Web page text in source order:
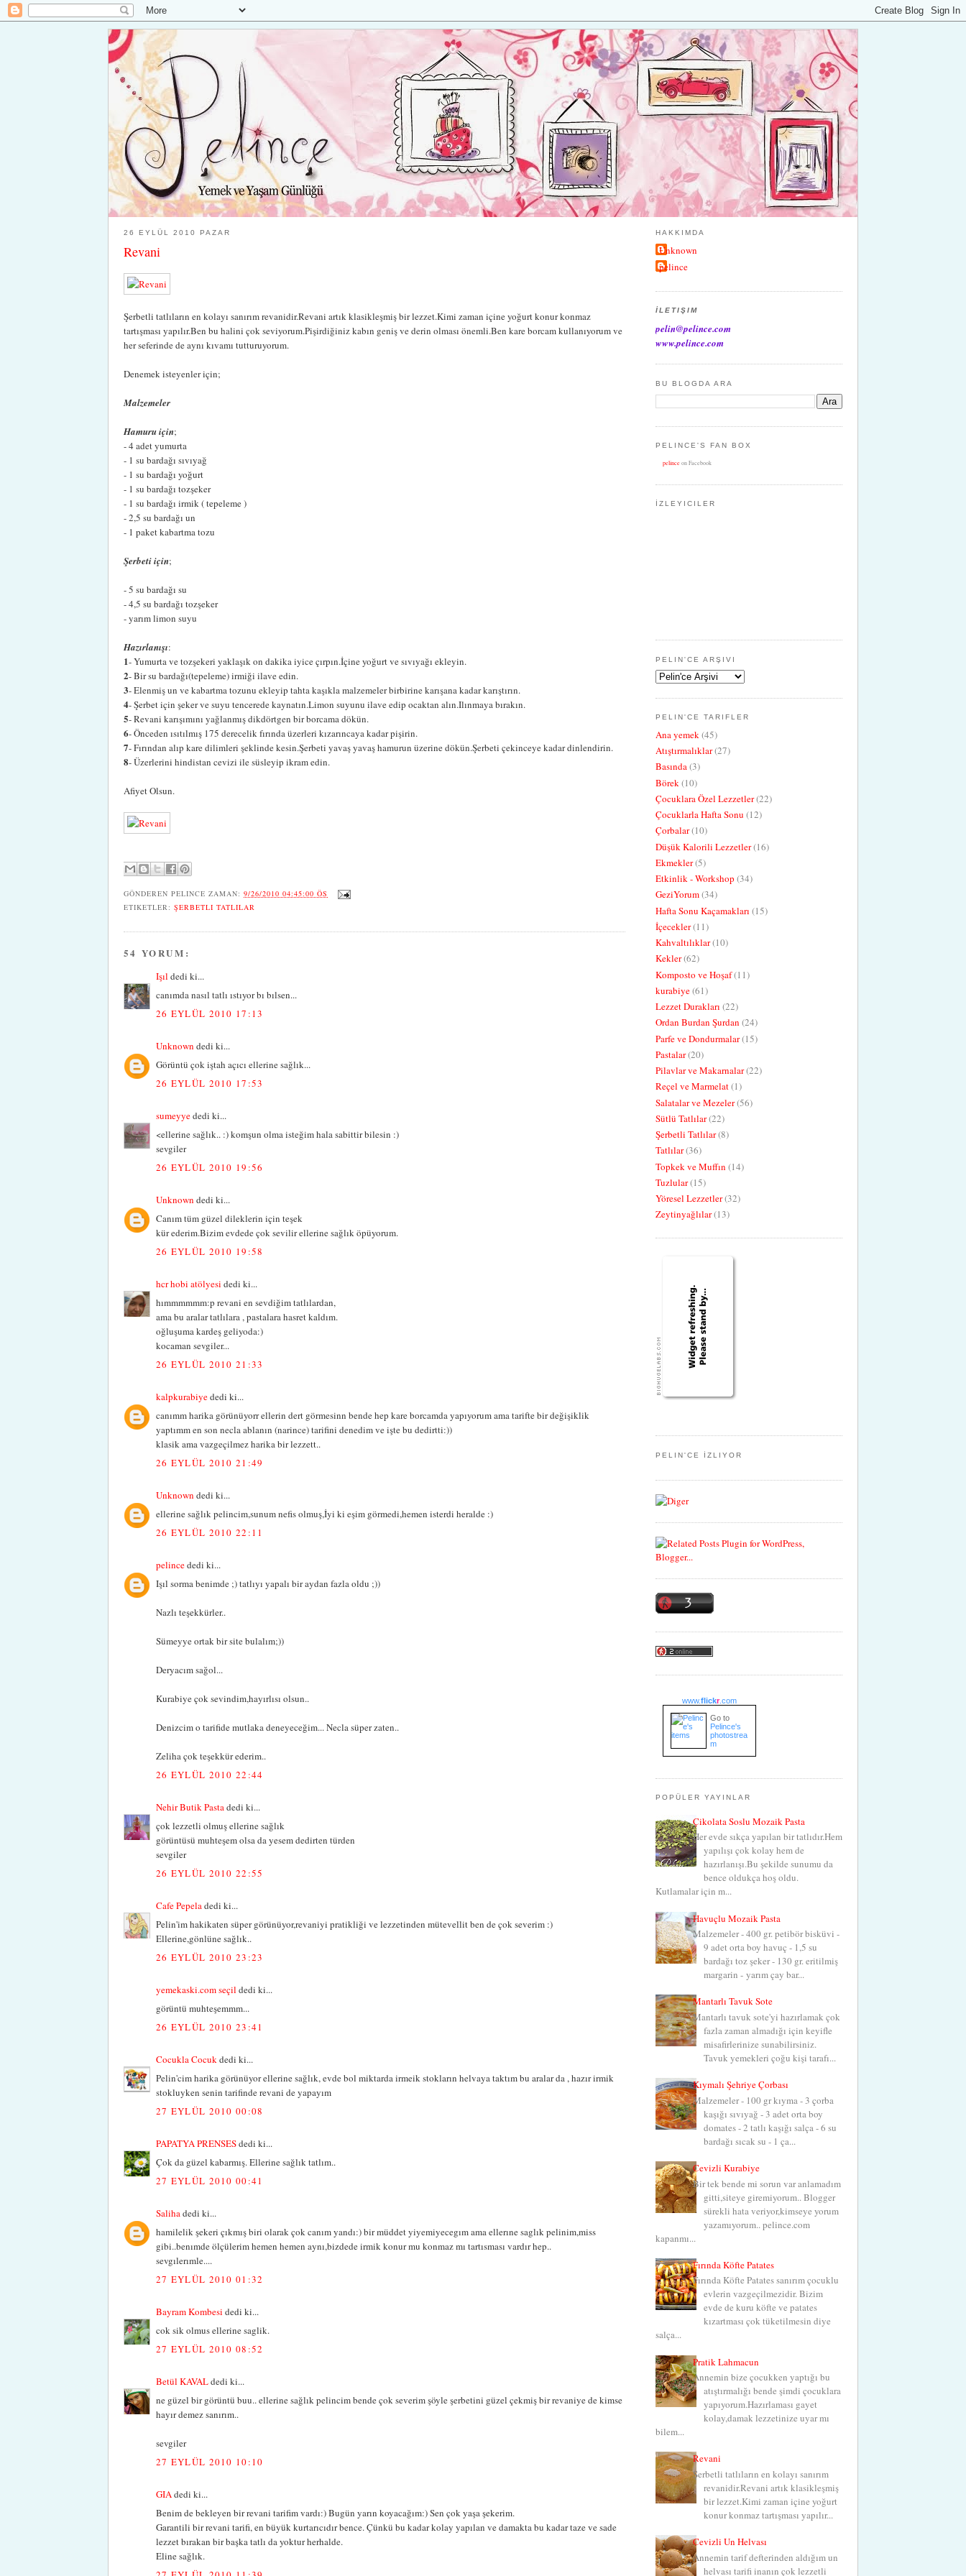
26 EYLÜL 2010 PAZAR
Revani
Şerbetli tatlıların en kolayı sanırım revanidir.Revani artık klasikleşmiş bir lezzet.Kimi zaman içine yoğurt konur konmaz
tartışması yapılır.Ben bu halini çok seviyorum.Pişirdiğiniz kabın geniş ve derin olması önemli.Ben kare borcam kullanıyorum ve
her seferinde de aynı kıvamı tutturuyorum.
Denemek isteyenler için;
Malzemeler
Hamuru için;
- 4 adet yumurta
- 1 su bardağı sıvıyağ
- 1 su bardağı yoğurt
- 1 su bardağı tozşeker
- 1 su bardağı irmik ( tepeleme )
- 2,5 su bardağı un
- 1 paket kabartma tozu
Şerbeti için;
- 5 su bardağı su
- 4,5 su bardağı tozşeker
- yarım limon suyu
Hazırlanışı:
1- Yumurta ve tozşekeri yaklaşık on dakika iyice çırpın.İçine yoğurt ve sıvıyağı ekleyin.
2- Bir su bardağı(tepeleme) irmiği ilave edin.
3- Elenmiş un ve kabartma tozunu ekleyip tahta kaşıkla malzemeler birbirine karışana kadar karıştırın.
4- Şerbet için şeker ve suyu tencerede kaynatın.Limon suyunu ilave edip ocaktan alın.Ilınmaya bırakın.
5- Revani karışımını yağlanmış dikdörtgen bir borcama dökün.
6- Önceden ısıtılmış 175 derecelik fırında üzerleri kızarıncaya kadar pişirin.
7- Fırından alıp kare dilimleri şeklinde kesin.Şerbeti yavaş yavaş hamurun üzerine dökün.Şerbeti çekinceye kadar dinlendirin.
8- Üzerlerini hindistan cevizi ile süsleyip ikram edin.
Afiyet Olsun.
GÖNDEREN PELINCE ZAMAN:9/26/2010 04:45:00 ÖS
ETIKETLER: ŞERBETLI TATLILAR
54 YORUM:
Işıl dedi ki...
canımda nasıl tatlı ıstıyor bı bılsen...
26 EYLÜL 2010 17:13
Unknown dedi ki...
Görüntü çok iştah açıcı ellerine sağlık...
26 EYLÜL 2010 17:53
sumeyyededi ki...
<ellerine sağlık.. :) komşun olma isteğim hala sabittir bilesin :)
sevgiler
26 EYLÜL 2010 19:56
Unknown dedi ki...
Canım tüm güzel dileklerin için teşek
kür ederim.Bizim evdede çok sevilir ellerine sağlık öpüyorum.
26 EYLÜL 2010 19:58
hcr hobi atölyesi dedi ki...
hımmmmmm:p revani en sevdiğim tatlılardan,
ama bu aralar tatlılara , pastalara hasret kaldım.
oğluşuma kardeş geliyoda:)
kocaman sevgiler...
26 EYLÜL 2010 21:33
kalpkurabiyededi ki...
canımm harika görünüyorr ellerin dert görmesinn bende hep kare borcamda yapıyorum ama tarifte bir değişiklik
yaptımm en son necla ablanın (narince) tarifini denedim ve işte bu dedirtti:))
klasik ama vazgeçilmez harika bir lezzett..
26 EYLÜL 2010 21:49
Unknown dedi ki...
ellerine sağlık pelincim,sunum nefis olmuş,İyi ki eşim görmedi,hemen isterdi heralde :)
26 EYLÜL 2010 22:11
pelincededi ki...
Işıl sorma benimde ;) tatlıyı yapalı bir aydan fazla oldu ;))
Nazlı teşekkürler..
Sümeyye ortak bir site bulalım;))
Deryacım sağol...
Kurabiye çok sevindim,hayırlısı olsun..
Denizcim o tarifide mutlaka deneyeceğim... Necla süper zaten..
Zeliha çok teşekkür ederim..
26 EYLÜL 2010 22:44
Nehir Butik Pasta dedi ki...
çok lezzetli olmuş ellerine sağlık
görüntüsü muhteşem olsa da yesem dedirten türden
sevgiler
26 EYLÜL 2010 22:55
Cafe Pepela dedi ki...
Pelin'im hakikaten süper görünüyor,revaniyi pratikliği ve lezzetinden mütevellit ben de çok severim :)
Ellerine,gönlüne sağlık..
26 EYLÜL 2010 23:23
yemekaski.com seçil dedi ki...
görüntü muhteşemmm...
26 EYLÜL 2010 23:41
Cocukla Cocuk dedi ki...
Pelin'cim harika görünüyor ellerine sağlık, evde bol miktarda irmeik stokların helvaya taktım bu aralar da , hazır irmik
stokluyken senin tarifinde revani de yapayım
27 EYLÜL 2010 00:08
PAPATYA PRENSESdedi ki...
Çok da güzel kabarmış. Ellerine sağlık tatlım..
27 EYLÜL 2010 00:41
Saliha dedi ki...
hamilelik şekeri çıkmış biri olarak çok canım yandı:) bir müddet yiyemiyecegım ama ellerıne saglık pelinim,miss
gibi..benımde ölçülerim hemen hemen aynı,bizdede irmik konur mu konmaz mı tartısması vardır hep..
sevgılerımle....
27 EYLÜL 2010 01:32
Bayram Kombesi dedi ki...
cok sik olmus ellerine saglik.
27 EYLÜL 2010 08:52
Betül KAVALdedi ki...
ne güzel bir görüntü buu.. ellerine sağlık pelincim bende çok severim şöyle şerbetini güzel çekmiş bir revaniye de kimse
hayır demez sanırım..
sevgiler
27 EYLÜL 2010 10:10
GIA dedi ki...
Benim de bekleyen bir revani tarifim vardı:) Bugün yarın koyacağım:) Sen çok yaşa şekerim.
Garantili bir revani tarifi, en büyük kurtarıcıdır bence. Çünkü bu kadar kolay yapılan ve damakta bu kadar taze ve sade
lezzet bırakan bir başka tatlı da yoktur herhalde.
Eline sağlık.
HAKKIMDA
Unknown
pelince
İLETIŞIM
pelin@pelince.com
www.pelince.com
BU BLOGDA ARA
PELINCE'S FAN BOX
pelince on Facebook
İZLEYICILER
PELIN'CE ARŞIVI
PELIN'CE TARIFLER
Ana yemek(45)
Atıştırmalıklar(27)
Basında(3)
Börek(10)
Çocuklara Özel Lezzetler(22)
Çocuklarla Hafta Sonu (12)
Çorbalar(10)
Düşük Kalorili Lezzetler(16)
Ekmekler(5)
Etkinlik - Workshop (34)
GeziYorum(34)
Hafta Sonu Kaçamakları (15)
İçecekler(11)
Kahvaltılıklar(10)
Kekler(62)
Komposto ve Hoşaf(11)
kurabiye(61)
Lezzet Durakları (22)
Ordan Burdan Şurdan (24)
Parfe ve Dondurmalar(15)
Pastalar(20)
Pilavlar ve Makarnalar(22)
Reçel ve Marmelat(1)
Salatalar ve Mezeler(56)
Sütlü Tatlılar(22)
Şerbetli Tatlılar(8)
Tatlılar(36)
Topkek ve Muffın (14)
Tuzlular(15)
Yöresel Lezzetler(32)
Zeytinyağlılar(13)
PELIN'CE İZLIYOR
www.flickr.com
Go to
Pelince's
photostrea
m
POPÜLER YAYINLAR
Çikolata Soslu Mozaik Pasta
Her evde sıkça yapılan bir tatlıdır.Hem
yapılışı çok kolay hem de
hazırlanışı.Bu şekilde sunumu da
bence oldukça hoş oldu.
Kutlamalar için m...
Havuçlu Mozaik Pasta
Malzemeler - 400 gr. petibör bisküvi -
9 adet orta boy havuç - 1,5 su
bardağı toz şeker - 130 gr. eritilmiş
margarin - yarım çay bar...
Mantarlı Tavuk Sote
Mantarlı tavuk sote'yi hazırlamak çok
fazla zaman almadığı için keyifle
misafirlerinize sunabilirsiniz.
Tavuk yemekleri çoğu kişi tarafı...
Kıymalı Şehriye Çorbası
Malzemeler - 100 gr kıyma - 3 çorba
kaşığı sıvıyağ - 3 adet orta boy
domates - 2 tatlı kaşığı salça - 6 su
bardağı sıcak su - 1 ça...
Cevizli Kurabiye
Bir tek bende mi sorun var anlamadım
gitti,siteye giremiyorum.. Blogger
sürekli hata veriyor,kimseye yorum
yazamıyorum.. pelince.com
kapanmı...
Fırında Köfte Patates
Fırında Köfte Patates sanırım çocuklu
evlerin vazgeçilmezidir. Bizim
evde de kuru köfte ve patates
kızartması çok tüketilmesin diye
salça...
Pratik Lahmacun
Annemin bize çocukken yaptığı bu
atıştırmalığı bende şimdi çocuklara
yapıyorum.Hazırlaması gayet
kolay,damak lezzetinize uyar mı
bilem...
Revani
Şerbetli tatlıların en kolayı sanırım
revanidir.Revani artık klasikleşmiş
bir lezzet.Kimi zaman içine yoğurt
konur konmaz tartışması yapılır...
Cevizli Un Helvası
Annemin tarif defterinden aldığım un
helvası tarifi inanın çok lezzetli